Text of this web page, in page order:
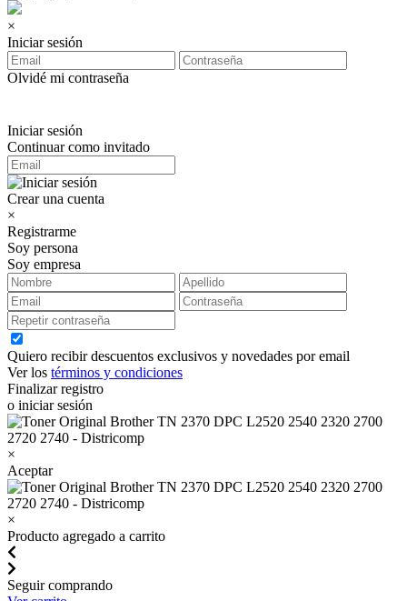
×
Iniciar sesión
Olvidé mi contraseña
Iniciar sesión
Continuar como invitado
Crear una cuenta
×
Registrarme
Soy persona
Soy empresa
Quiero recibir descuentos exclusivos y novedades por email
Ver los términos y condiciones
Finalizar registro
o iniciar sesión
×
Aceptar
×
Producto agregado a carrito
Seguir comprando